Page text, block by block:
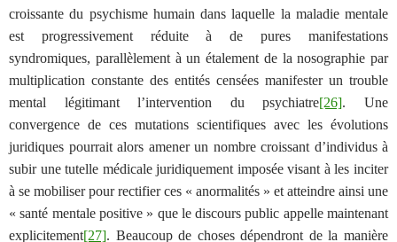
croissante du psychisme humain dans laquelle la maladie mentale
est progressivement réduite à de pures manifestations
syndromiques, parallèlement à un étalement de la nosographie par
multiplication constante des entités censées manifester un trouble
mental légitimant l’intervention du psychiatre[26]. Une
convergence de ces mutations scientifiques avec les évolutions
juridiques pourrait alors amener un nombre croissant d’individus à
subir une tutelle médicale juridiquement imposée visant à les inciter
à se mobiliser pour rectifier ces « anormalités » et atteindre ainsi une
« santé mentale positive » que le discours public appelle maintenant
explicitement[27]. Beaucoup de choses dépendront de la manière